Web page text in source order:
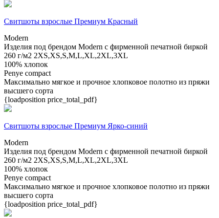
Свитшоты взрослые Премиум Красный
Modern
Изделия под брендом Modern с фирменной печатной биркой
260 г/м2 2XS,XS,S,M,L,XL,2XL,3XL
100% хлопок
Penye compact
Максимально мягкое и прочное хлопковое полотно из пряжи
высшего сорта
{loadposition price_total_pdf}
Свитшоты взрослые Премиум Ярко-синий
Modern
Изделия под брендом Modern с фирменной печатной биркой
260 г/м2 2XS,XS,S,M,L,XL,2XL,3XL
100% хлопок
Penye compact
Максимально мягкое и прочное хлопковое полотно из пряжи
высшего сорта
{loadposition price_total_pdf}